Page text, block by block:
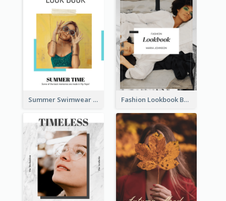
Summer Swimwear Lookbook Fashion Lookbook Business Portfolio